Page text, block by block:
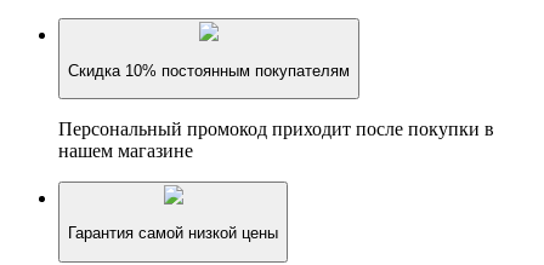
Скидка 10% постоянным покупателям
Персональный промокод приходит после покупки в
нашем магазине
Гарантия самой низкой цены